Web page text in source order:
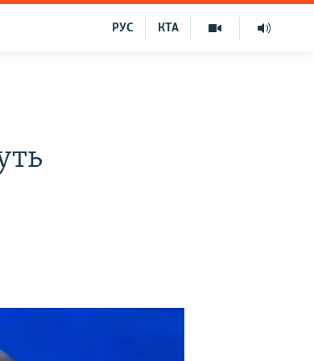
КТА
РУС